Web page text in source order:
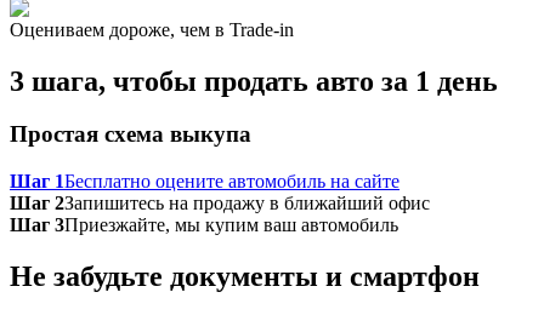
Оцениваем дороже, чем в Trade‑in
3 шага, чтобы продать авто за 1 день
Простая схема выкупа
Шаг 1Бесплатно оцените автомобиль на сайте
Шаг 2Запишитесь на продажу в ближайший офис
Шаг 3Приезжайте, мы купим ваш автомобиль
Не забудьте документы и смартфон